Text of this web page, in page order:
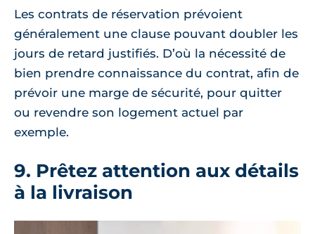
Les contrats de réservation prévoient
généralement une clause pouvant doubler les
jours de retard justifiés. D’où la nécessité de
bien prendre connaissance du contrat, afin de
prévoir une marge de sécurité, pour quitter
ou revendre son logement actuel par
exemple.
9. Prêtez attention aux détails
à la livraison